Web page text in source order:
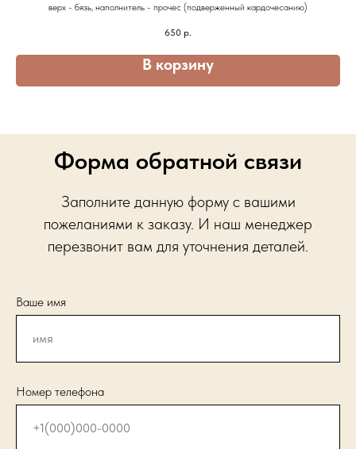
верх - бязь, наполнитель - прочес (подверженный кардочесанию)
650 р.
В корзину
Форма обратной связи
Заполните данную форму с вашими
пожеланиями к заказу. И наш менеджер
перезвонит вам для уточнения деталей.
Ваше имя
Номер телефона